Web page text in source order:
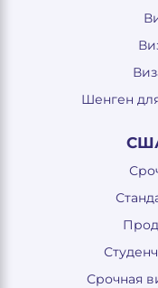
Шенген
Срочная